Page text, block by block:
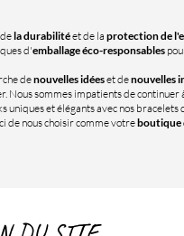
la durabilitéet de la protection de
d'emballage éco-responsables
denouvelles idéeset denouvelles
Nous sommes impatients de continuer
uniques et élégants avec nos
de nous choisir comme votreboutique